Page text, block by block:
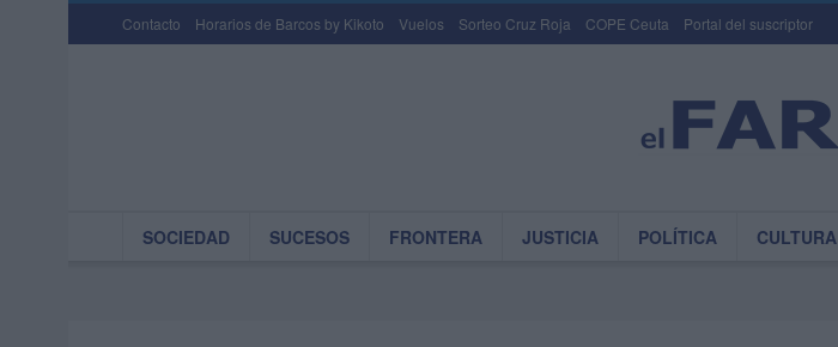
Contacto Horarios de Barcos by Kikoto Vuelos Sorteo Cruz Roja COPE Ceuta Portal del suscriptor
SOCIEDAD SUCESOS FRONTERA JUSTICIA POLÍTICA CULTURA